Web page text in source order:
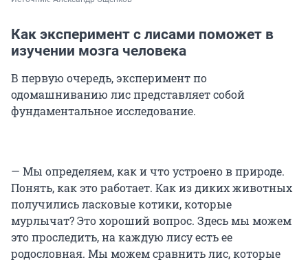
Как эксперимент с лисами поможет в
изучении мозга человека
В первую очередь, эксперимент по
одомашниванию лис представляет собой
фундаментальное исследование.
— Мы определяем, как и что устроено в природе.
Понять, как это работает. Как из диких животных
получились ласковые котики, которые
мурлычат? Это хороший вопрос. Здесь мы можем
это проследить, на каждую лису есть ее
родословная. Мы можем сравнить лис, которые